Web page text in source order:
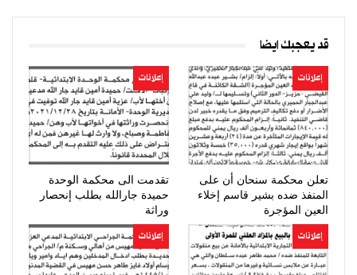
قد يعجبك ايضا
إعلانات
تعلن محكمة سنحان أن على
المنفذ ضده بشير قاسم إخلاء
العين المؤجرة
إعلانات
تقدمت الى محكمة الوحدة
حميدة جارالله بطلب إنحصار
وراثة
إعلانات إعلانات